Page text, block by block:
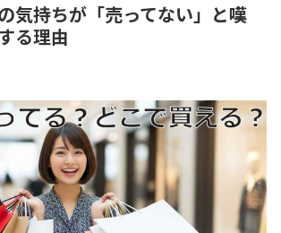
気持ちが「売ってない」と嘆
る理由